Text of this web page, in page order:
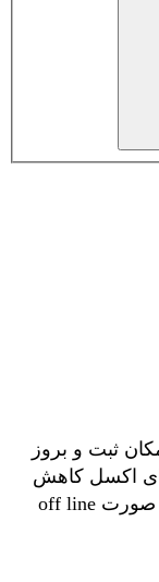
ثبت و بروز
اکسل کاهش
ریسک از دست رفتن اطلاعات و کار به صورت off line